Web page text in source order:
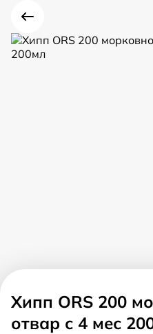
Хипп ORS 200
отвар с 4 мес